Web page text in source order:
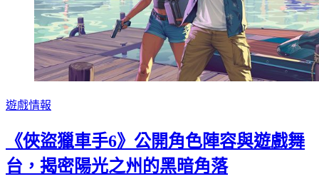
遊戲情報
《俠盜獵車手6》公開角色陣容與遊戲舞
台，揭密陽光之州的黑暗角落